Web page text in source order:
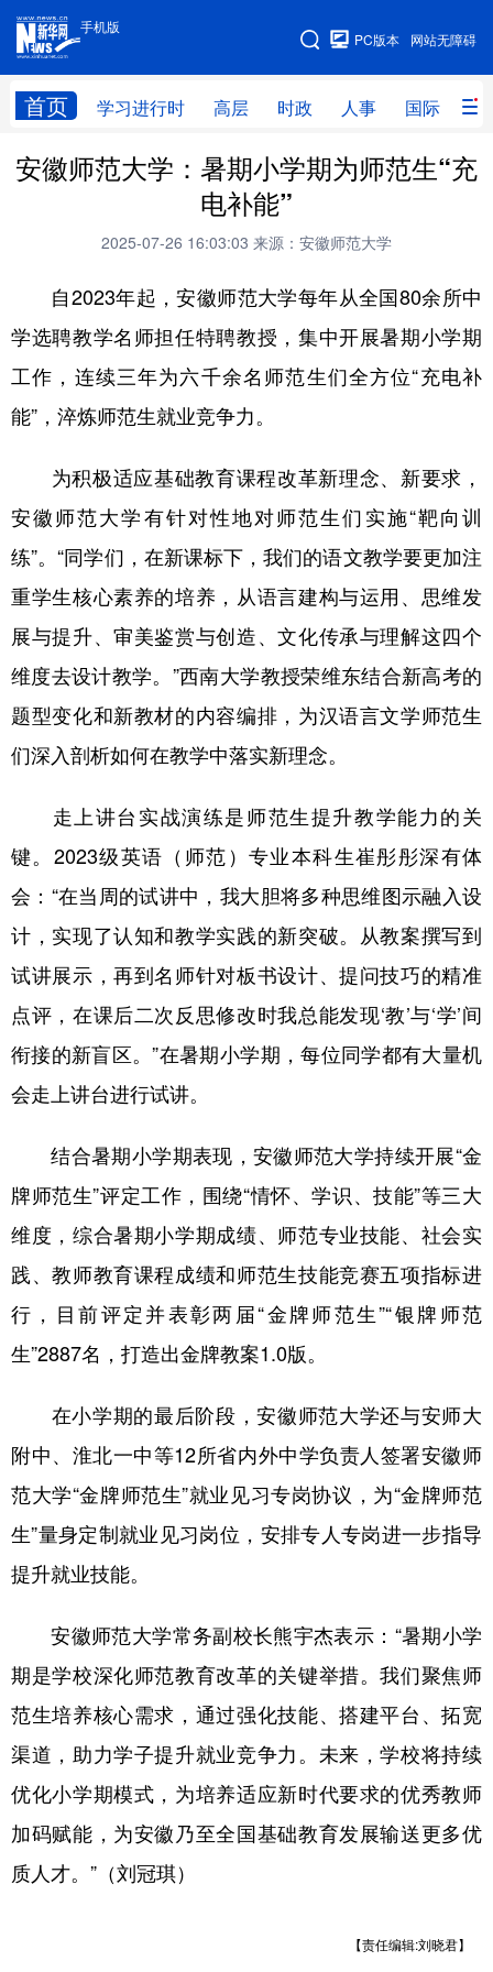
手机版
网站无障碍
PC版本
首页 学习进行时 高层 时政 人事 国际 财
手机版
网站地图
学习进行时 高层 时政 人事
财经
全球连线
科技 科创 量子 体育
文化 书画 健康 军事
食品 人居 信息化 数字经济
学术中国 乡村振兴 银龄 溯源中国
彩票 娱乐 时尚 悦读
公益 一带一路 亚太网 上市公司
文化产业
地方频道
北京 天津 河北 山西
辽宁 吉林 上海 江苏
浙江 安徽 福建 江西
山东 河南 湖北 湖南
四川 贵州
多语种频道
English Español Français عربى
Русский язык 日本語
Deutsch Português
安徽师范大学：暑期小学期为师范生“充
电补能”
2025-07-26 16:03:03 来源：安徽师范大学
自2023年起，安徽师范大学每年从全国80余所中
学选聘教学名师担任特聘教授，集中开展暑期小学期
工作，连续三年为六千余名师范生们全方位“充电补
能”，淬炼师范生就业竞争力。
为积极适应基础教育课程改革新理念、新要求，
安徽师范大学有针对性地对师范生们实施“靶向训
练”。“同学们，在新课标下，我们的语文教学要更加注
重学生核心素养的培养，从语言建构与运用、思维发
展与提升、审美鉴赏与创造、文化传承与理解这四个
维度去设计教学。”西南大学教授荣维东结合新高考的
题型变化和新教材的内容编排，为汉语言文学师范生
们深入剖析如何在教学中落实新理念。
走上讲台实战演练是师范生提升教学能力的关
键。2023级英语（师范）专业本科生崔彤彤深有体
会：“在当周的试讲中，我大胆将多种思维图示融入设
计，实现了认知和教学实践的新突破。从教案撰写到
试讲展示，再到名师针对板书设计、提问技巧的精准
点评，在课后二次反思修改时我总能发现‘教’与‘学’间
衔接的新盲区。”在暑期小学期，每位同学都有大量机
会走上讲台进行试讲。
结合暑期小学期表现，安徽师范大学持续开展“金
牌师范生”评定工作，围绕“情怀、学识、技能”等三大
维度，综合暑期小学期成绩、师范专业技能、社会实
践、教师教育课程成绩和师范生技能竞赛五项指标进
行，目前评定并表彰两届“金牌师范生”“银牌师范
生”2887名，打造出金牌教案1.0版。
在小学期的最后阶段，安徽师范大学还与安师大
附中、淮北一中等12所省内外中学负责人签署安徽师
范大学“金牌师范生”就业见习专岗协议，为“金牌师范
生”量身定制就业见习岗位，安排专人专岗进一步指导
提升就业技能。
安徽师范大学常务副校长熊宇杰表示：“暑期小学
期是学校深化师范教育改革的关键举措。我们聚焦师
范生培养核心需求，通过强化技能、搭建平台、拓宽
渠道，助力学子提升就业竞争力。未来，学校将持续
优化小学期模式，为培养适应新时代要求的优秀教师
加码赋能，为安徽乃至全国基础教育发展输送更多优
质人才。”（刘冠琪）
【责任编辑:刘晓君】